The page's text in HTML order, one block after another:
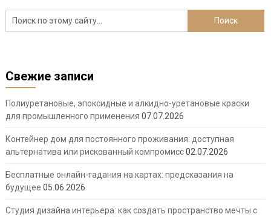
Свежие записи
Полиуретановые, эпоксидные и алкидно-уретановые краски
для промышленного применения 07.07.2026
Контейнер дом для постоянного проживания: доступная
альтернатива или рискованный компромисс02.07.2026
Бесплатные онлайн-гадания на картах: предсказания на
будущее 05.06.2026
Студия дизайна интерьера: как создать пространство мечты с